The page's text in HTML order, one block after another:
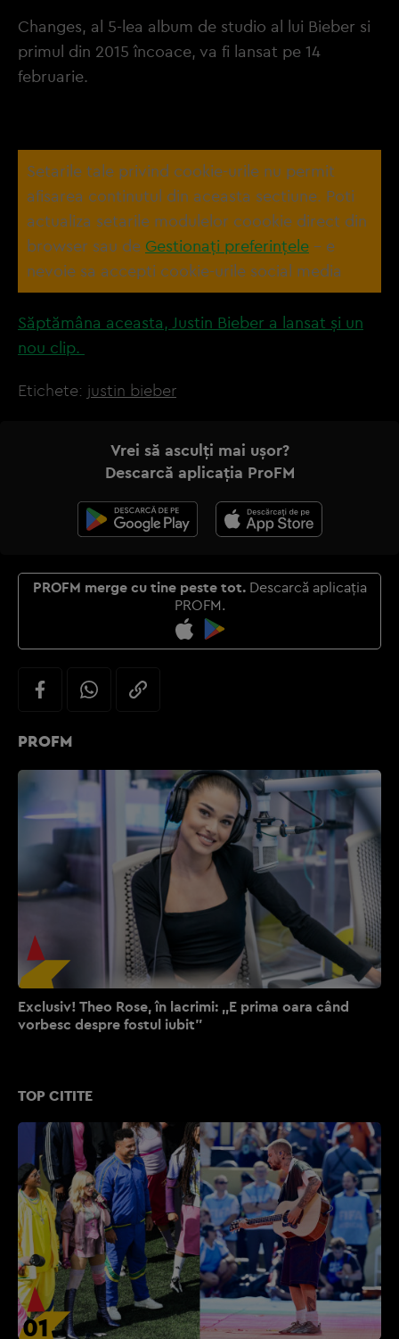
Changes, al 5-lea album de studio al lui Bieber si
primul din 2015 încoace, va fi lansat pe 14
februarie.
Setarile tale privind cookie-urile nu permit
afisarea continutul din aceasta sectiune. Poti
actualiza setarile modulelor coookie direct din
browser sau de Gestionați preferințele – e
nevoie sa accepti cookie-urile social media
Săptămâna aceasta, Justin Bieber a lansat și un
nou clip.
Etichete: justin bieber
Vrei să asculți mai ușor?
Descarcă aplicația ProFM
PROFM merge cu tine peste tot.Descarcă aplicația
PROFM.
TOP CITITE
01
PROFM
Exclusiv! Theo Rose, în lacrimi: ,,E prima oara când
vorbesc despre fostul iubit”